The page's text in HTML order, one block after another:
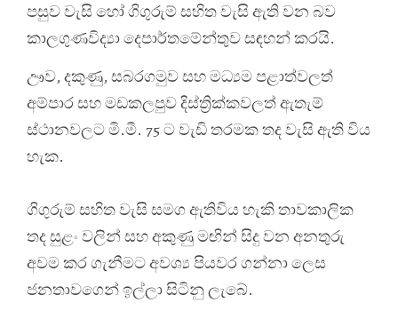
පසුව වැසි හෝ ගිගුරුම් සහිත වැසි ඇති වන බව
කාලගුණවිද්‍යා දෙපාර්තමේන්තුව සඳහන් කරයි.
ඌව, දකුණු, සබරගමුව සහ මධ්‍යම පළාත්වලත්
අම්පාර සහ මඩකලපුව දිස්ත්‍රික්කවලත් ඇතැම්
ස්ථානවලට මි.මී. 75 ට වැඩි තරමක තද වැසි ඇති විය
හැක.
ගිගුරුම් සහිත වැසි සමග ඇතිවිය හැකි තාවකාලික
තද සුළං වලින් සහ අකුණු මඟින් සිදු වන අනතුරු
අවම කර ගැනීමට අවශ්‍ය පියවර ගන්නා ලෙස
ජනතාවගෙන් ඉල්ලා සිටිනු ලැබේ.